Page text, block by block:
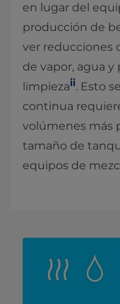
en lugar del
producción de
ver reducciones
de vapor, agua
limpiezaii. Esto
continua
volúmenes más
tamaño de
equipos de